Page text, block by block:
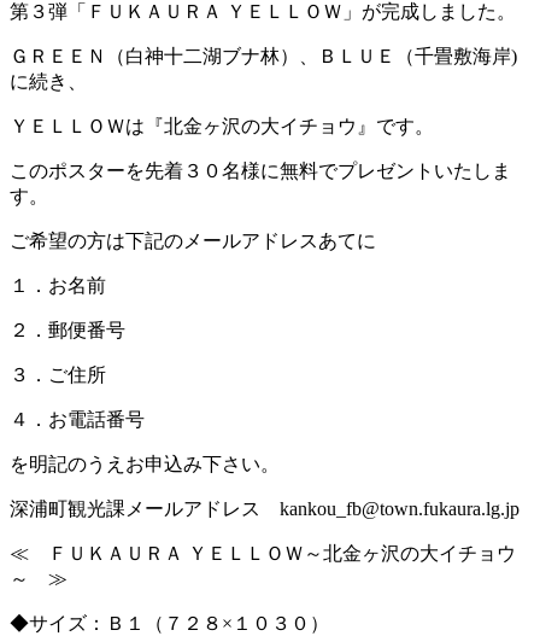
第３弾「ＦＵＫＡＵＲＡ ＹＥＬＬＯＷ」が完成しました。
ＧＲＥＥＮ（白神十二湖ブナ林）、ＢＬＵＥ（千畳敷海岸)
に続き、
ＹＥＬＬＯＷは『北金ヶ沢の大イチョウ』です。
このポスターを先着３０名様に無料でプレゼントいたしま
す。
ご希望の方は下記のメールアドレスあてに
１．お名前
２．郵便番号
３．ご住所
４．お電話番号
を明記のうえお申込み下さい。
深浦町観光課メールアドレス kankou_fb@town.fukaura.lg.jp
≪ ＦＵＫＡＵＲＡ ＹＥＬＬＯＷ～北金ヶ沢の大イチョウ
～ ≫
◆サイズ：Ｂ１（７２８×１０３０）